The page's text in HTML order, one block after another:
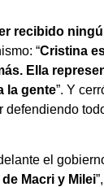
recibido
“Cristina
Ella
la gente”. Y
defendiendo
el
Macri y Milei”,